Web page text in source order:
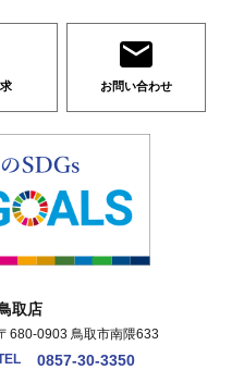
お問い合わせ
取店
680-0903 鳥取市南隈633
0857-30-3350